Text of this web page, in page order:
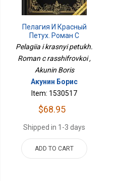
Пелагия И Красный
Петух. Роман С
Расшифровкой
Pelagiia i krasnyi petukh.
Roman c rasshifrovkoi ,
Akunin Boris
Акунин Борис
Item: 1530517
$68.95
Shipped in 1-3 days
ADD TO CART